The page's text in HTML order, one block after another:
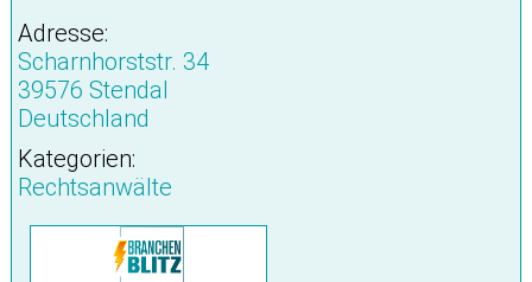
Adresse:
Scharnhorststr. 34
39576 Stendal
Deutschland
Kategorien:
Rechtsanwälte